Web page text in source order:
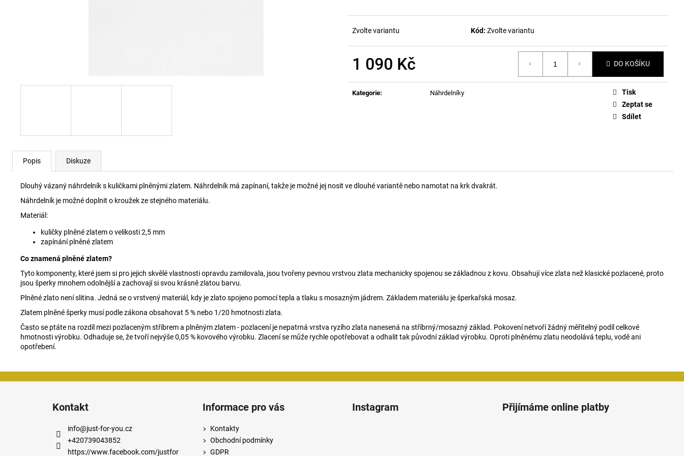
Zvolte variantu Kód: Zvolte variantu
1 090 Kč DO KOŠÍKU
Kategorie: Náhrdelníky
Tisk
Zeptat se
Sdílet
Popis Diskuze
Dlouhý vázaný náhrdelník s kuličkami plněnými zlatem. Náhrdelník má zapínaní, takže je možné jej nosit ve dlouhé variantě nebo namotat na krk dvakrát.
Náhrdelník je možné doplnit o kroužek ze stejného materiálu.
Materiál:
kuličky plněné zlatem o velikosti 2,5 mm
zapínání plněné zlatem
Co znamená plněné zlatem?
Tyto komponenty, které jsem si pro jejich skvělé vlastnosti opravdu zamilovala, jsou tvořeny pevnou vrstvou zlata mechanicky spojenou se základnou z kovu. Obsahují více zlata než klasické pozlacené, proto
jsou šperky mnohem odolnější a zachovají si svou krásně zlatou barvu.
Plněné zlato není slitina. Jedná se o vrstvený materiál, kdy je zlato spojeno pomocí tepla a tlaku s mosazným jádrem. Základem materiálu je šperkařská mosaz.
Zlatem plněné šperky musí podle zákona obsahovat 5 % nebo 1/20 hmotnosti zlata.
Často se ptáte na rozdíl mezi pozlaceným stříbrem a plněným zlatem - pozlacení je nepatrná vrstva ryzího zlata nanesená na stříbrný/mosazný základ. Pokovení netvoří žádný měřitelný podíl celkové
hmotnosti výrobku. Odhaduje se, že tvoří nejvýše 0,05 % kovového výrobku. Zlacení se může rychle opotřebovat a odhalit tak původní základ výrobku. Oproti plněnému zlatu neodolává teplu, vodě ani
opotřebení.
Kontakt
info@just-for-you.cz
+420739043852
https://www.facebook.com/justfor
Informace pro vás
Kontakty
Obchodní podmínky
GDPR
Instagram Přijímáme online platby